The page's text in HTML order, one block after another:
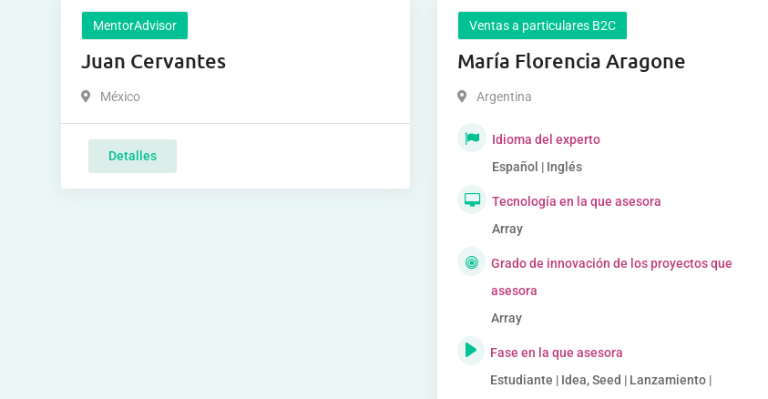
MentorAdvisor
Juan Cervantes
México
Detalles
Ventas a particulares B2C
María Florencia Aragone
Argentina
Idioma del experto
Español | Inglés
Tecnología en la que asesora
Array
Grado de innovación de los proyectos que
asesora
Array
Fase en la que asesora
Estudiante | Idea, Seed | Lanzamiento |